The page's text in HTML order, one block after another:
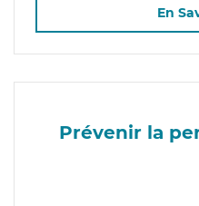
En
Prévenir la